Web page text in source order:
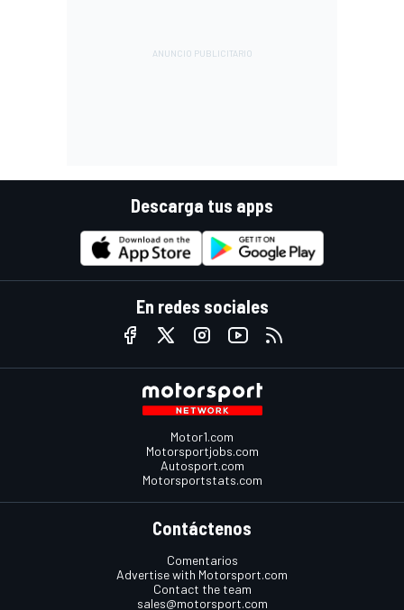
Descarga tus apps
En redes sociales
Motor1.com
Motorsportjobs.com
Autosport.com
Motorsportstats.com
Contáctenos
Comentarios
Advertise with Motorsport.com
Contact the team
sales@motorsport.com